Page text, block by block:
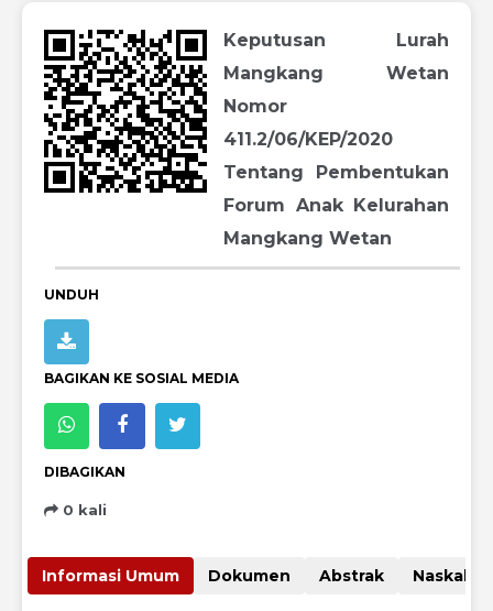
Keputusan Lurah
Mangkang Wetan
Nomor
411.2/06/KEP/2020
Tentang Pembentukan
Forum Anak Kelurahan
Mangkang Wetan
UNDUH
BAGIKAN KE SOSIAL MEDIA
DIBAGIKAN
0 kali
Informasi Umum Dokumen Abstrak